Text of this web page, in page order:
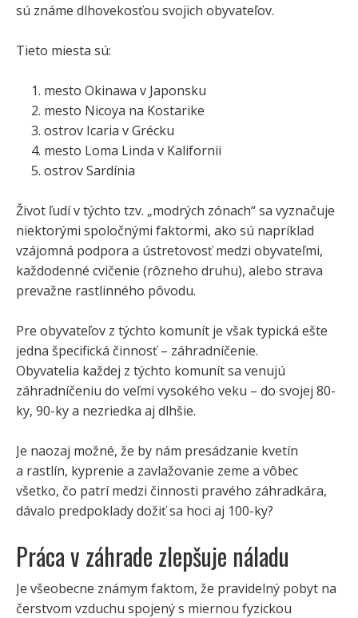
sú známe dlhovekosťou svojich obyvateľov.
Tieto miesta sú:
mesto Okinawa v Japonsku
mesto Nicoya na Kostarike
ostrov Icaria v Grécku
mesto Loma Linda v Kalifornii
ostrov Sardínia
Život ľudí v týchto tzv. „modrých zónach“ sa vyznačuje
niektorými spoločnými faktormi, ako sú napríklad
vzájomná podpora a ústretovosť medzi obyvateľmi,
každodenné cvičenie (rôzneho druhu), alebo strava
prevažne rastlinného pôvodu.
Pre obyvateľov z týchto komunít je však typická ešte
jedna špecifická činnosť – záhradníčenie.
Obyvatelia každej z týchto komunít sa venujú
záhradníčeniu do veľmi vysokého veku – do svojej 80-
ky, 90-ky a nezriedka aj dlhšie.
Je naozaj možné, že by nám presádzanie kvetín
a rastlín, kyprenie a zavlažovanie zeme a vôbec
všetko, čo patrí medzi činnosti pravého záhradkára,
dávalo predpoklady dožiť sa hoci aj 100-ky?
Práca v záhrade zlepšuje náladu
Je všeobecne známym faktom, že pravidelný pobyt na
čerstvom vzduchu spojený s miernou fyzickou